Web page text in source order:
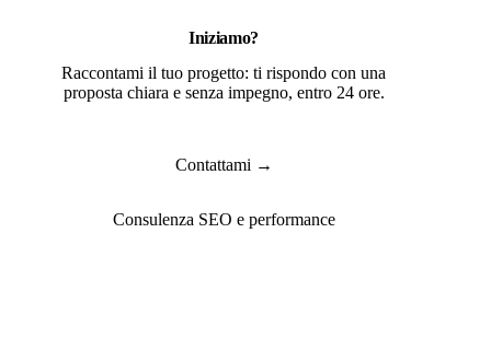
Iniziamo?
Raccontami il tuo progetto: ti rispondo con una
proposta chiara e senza impegno, entro 24 ore.
Contattami →
Consulenza SEO e performance